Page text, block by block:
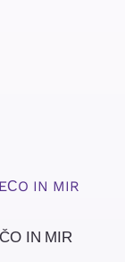
IN MIR